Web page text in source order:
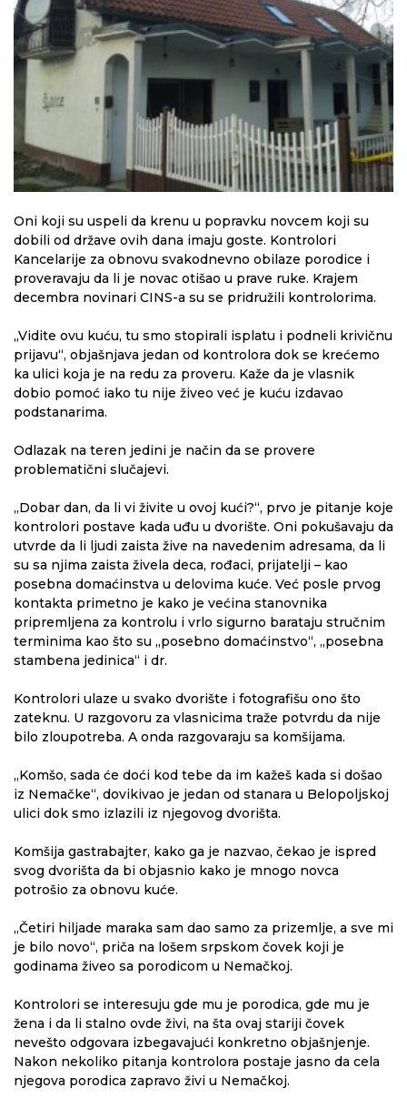
Oni koji su uspeli da krenu u popravku novcem koji su
dobili od države ovih dana imaju goste. Kontrolori
Kancelarije za obnovu svakodnevno obilaze porodice i
proveravaju da li je novac otišao u prave ruke. Krajem
decembra novinari CINS-a su se pridružili kontrolorima.
„Vidite ovu kuću, tu smo stopirali isplatu i podneli krivičnu
prijavu“, objašnjava jedan od kontrolora dok se krećemo
ka ulici koja je na redu za proveru. Kaže da je vlasnik
dobio pomoć iako tu nije živeo već je kuću izdavao
podstanarima.
Odlazak na teren jedini je način da se provere
problematični slučajevi.
„Dobar dan, da li vi živite u ovoj kući?“, prvo je pitanje koje
kontrolori postave kada uđu u dvorište. Oni pokušavaju da
utvrde da li ljudi zaista žive na navedenim adresama, da li
su sa njima zaista živela deca, rođaci, prijatelji – kao
posebna domaćinstva u delovima kuće. Već posle prvog
kontakta primetno je kako je većina stanovnika
pripremljena za kontrolu i vrlo sigurno barataju stručnim
terminima kao što su „posebno domaćinstvo“, „posebna
stambena jedinica“ i dr.
Kontrolori ulaze u svako dvorište i fotografišu ono što
zateknu. U razgovoru za vlasnicima traže potvrdu da nije
bilo zloupotreba. A onda razgovaraju sa komšijama.
„Komšo, sada će doći kod tebe da im kažeš kada si došao
iz Nemačke“, dovikivao je jedan od stanara u Belopoljskoj
ulici dok smo izlazili iz njegovog dvorišta.
Komšija gastrabajter, kako ga je nazvao, čekao je ispred
svog dvorišta da bi objasnio kako je mnogo novca
potrošio za obnovu kuće.
„Četiri hiljade maraka sam dao samo za prizemlje, a sve mi
je bilo novo“, priča na lošem srpskom čovek koji je
godinama živeo sa porodicom u Nemačkoj.
Kontrolori se interesuju gde mu je porodica, gde mu je
žena i da li stalno ovde živi, na šta ovaj stariji čovek
nevešto odgovara izbegavajući konkretno objašnjenje.
Nakon nekoliko pitanja kontrolora postaje jasno da cela
njegova porodica zapravo živi u Nemačkoj.